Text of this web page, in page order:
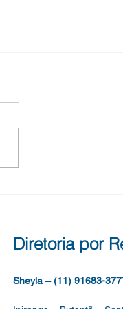
do Concurso
DE INGRESSO
DO QUADRO
Diretoria por
Sheyla – (11) 91683-